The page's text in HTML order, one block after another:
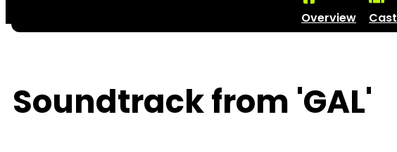
Overview Cast
Soundtrack from 'GAL'